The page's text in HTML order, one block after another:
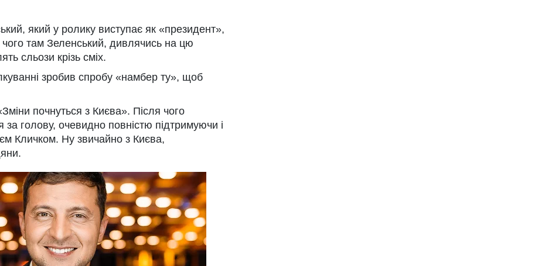
який у ролику виступає як «президент»,
чого там Зеленський, дивлячись на цю
сльози крізь сміх.
зробив спробу «намбер ту», щоб
почнуться з Києва». Після чого
голову, очевидно повністю підтримуючи і
Кличком. Ну звичайно з Києва,